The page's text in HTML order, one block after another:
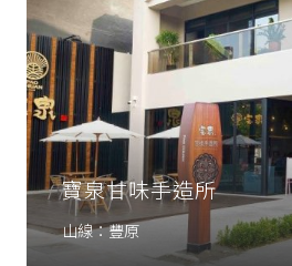
寶泉甘味手造所
山線：豐原